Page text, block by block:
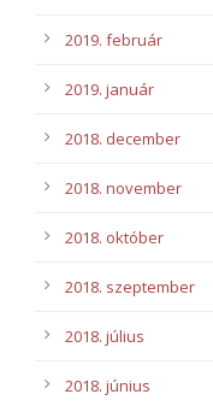
2019. február
2019. január
2018. december
2018. november
2018. október
2018. szeptember
2018. július
2018. június